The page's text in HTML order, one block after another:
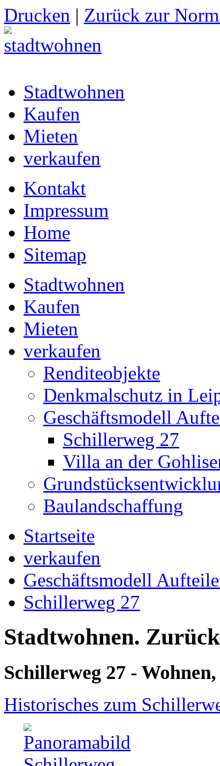
Drucken | Zurück zur
Stadtwohnen
Kaufen
Mieten
verkaufen
Kontakt
Impressum
Home
Sitemap
Stadtwohnen
Kaufen
Mieten
verkaufen
Renditeobjekte
Denkmalschutz in
Geschäftsmodell
Schillerweg 27
Villa an der
Baulandschaffung
Startseite
verkaufen
Geschäftsmodell
Schillerweg 27
Stadtwohnen.
Schillerweg 27 -
Historisches zum